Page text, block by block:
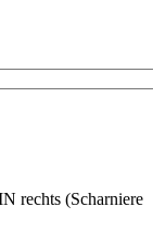
rechts (Scharniere